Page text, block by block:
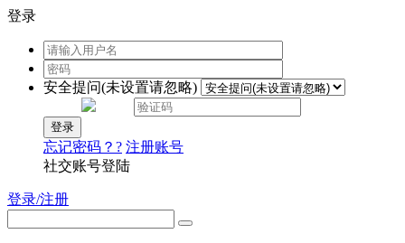
登录
安全提问(未设置请忽略)
登录
忘记密码？? 注册账号
社交账号登陆
登录/注册